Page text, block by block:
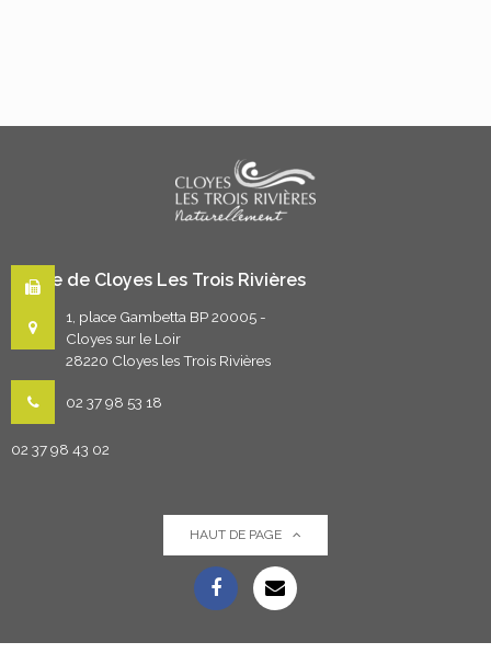
Mairie de Cloyes Les Trois Rivières
1, place Gambetta BP 20005 -
Cloyes sur le Loir
28220 Cloyes les Trois Rivières
02 37 98 53 18
02 37 98 43 02
HAUT DE PAGE